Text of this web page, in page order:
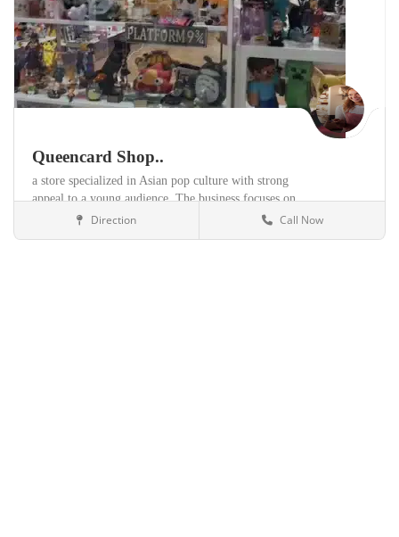
Queencard Shop..
a store specialized in Asian pop culture with strong
appeal to a young audience. The business focuses on
K-pop products,and items imported directly from
Tiendas Direction Call Now